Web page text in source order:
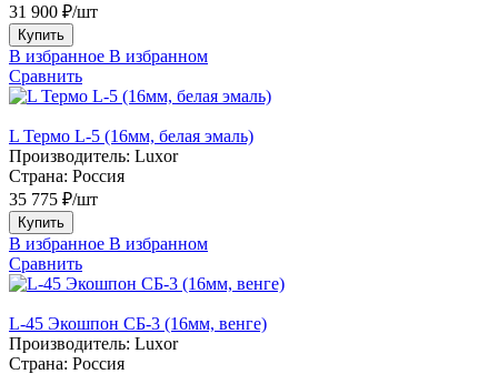
31 900 ₽/шт
Купить
В избранное В избранном
Сравнить
L Термо L-5 (16мм, белая эмаль)
Производитель: Luxor
Страна: Россия
35 775 ₽/шт
Купить
В избранное В избранном
Сравнить
L-45 Экошпон СБ-3 (16мм, венге)
Производитель: Luxor
Страна: Россия